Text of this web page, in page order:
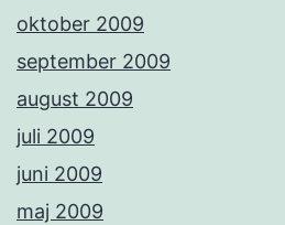
oktober 2009
september 2009
august 2009
juli 2009
juni 2009
maj 2009